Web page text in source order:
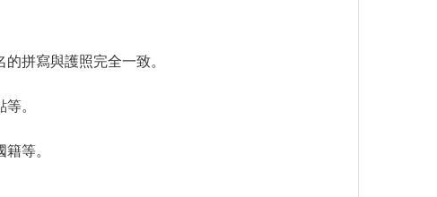
拼寫與護照完全一致。
。
等。